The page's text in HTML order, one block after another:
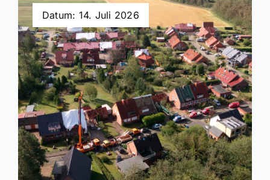
Datum: 14. Juli 2026